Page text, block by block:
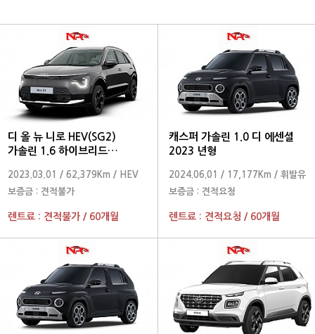
디 올 뉴 니로 HEV(SG2)
가솔린 1.6 하이브리드
2023.03.01 / 62,379Km / HEV
보증금 : 견적불가
렌트료 : 견적불가/ 60개월
캐스퍼 가솔린 1.0 디 에센셜
2023 년형
2024.06.01 / 17,177Km / 휘발유
보증금 : 견적요청
렌트료 : 견적요청 / 60개월